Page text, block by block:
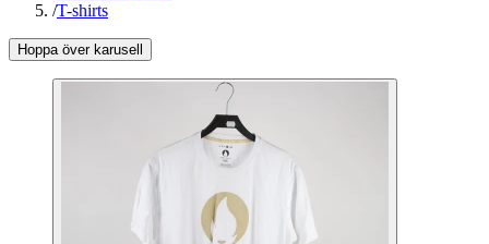
/T-shirts
Hoppa över karusell